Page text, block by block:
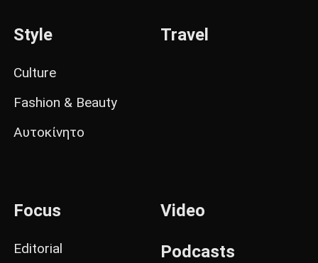
Style
Culture
Fashion & Beauty
Αυτοκίνητο
Travel
Focus
Editorial
Video
Podcasts